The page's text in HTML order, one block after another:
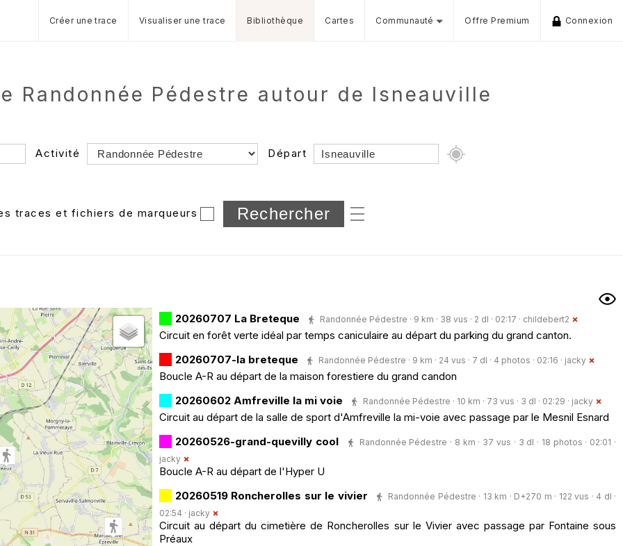
Créer une trace Visualiser une trace Bibliothèque Cartes Communauté Offre Premium Connexion
Randonnée Pédestre autour de Isneauville
Activité Départ
Dossier
et sous-dossiers
traces et fichiers de marqueurs
20260707 La Breteque Randonnée Pédestre · 9 km · 38 vus · 2 dl · 02:17 · childebert2
Circuit en forêt verte idéal par temps caniculaire au départ du parking du grand canton.
20260707-la breteque
Randonnée Pédestre · 9 km · 24 vus · 7 dl · 4 photos · 02:16 · jacky
Boucle A-R au départ de la maison forestiere du grand candon
20260602 Amfreville la mi voie
Randonnée Pédestre · 10 km · 73 vus · 3 dl · 02:29 · jacky
Circuit au départ de la salle de sport d'Amfreville la mi-voie avec passage par le Mesnil Esnard
20260526-grand-quevilly cool
Randonnée Pédestre · 8 km · 37 vus · 3 dl · 18 photos · 02:01 ·
jacky
Boucle A-R au départ de l'Hyper U
20260519 Roncherolles sur le vivier
Randonnée Pédestre · 13 km · D+270 m · 122 vus · 4 dl ·
02:54 · jacky
Circuit au départ du cimetière de Roncherolles sur le Vivier avec passage par Fontaine sous
Préaux